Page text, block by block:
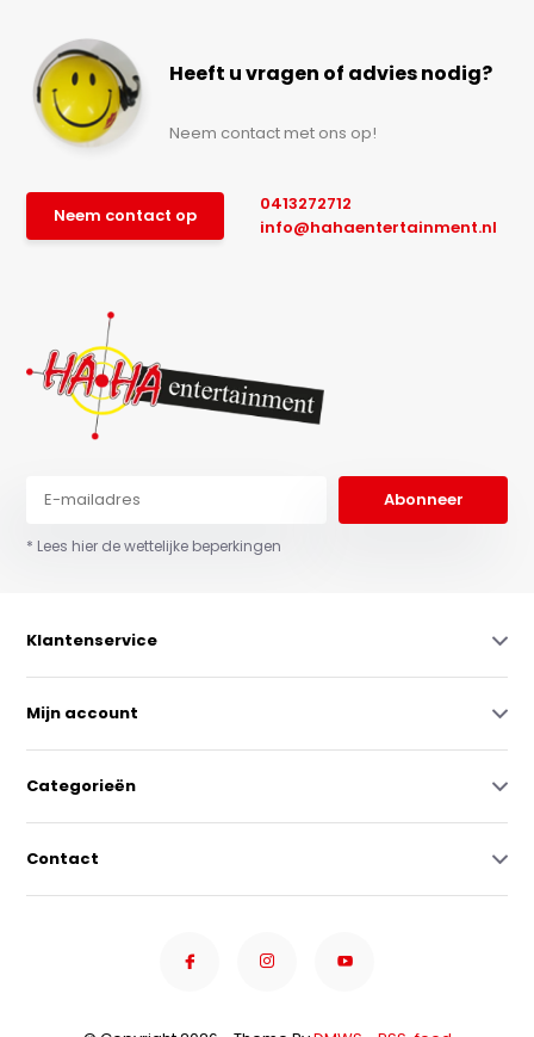
Heeft u vragen of advies nodig?
Neem contact met ons op!
Neem contact op
0413272712
info@hahaentertainment.nl
Abonneer
* Lees hier de wettelijke beperkingen
Klantenservice
Mijn account
Categorieën
Contact